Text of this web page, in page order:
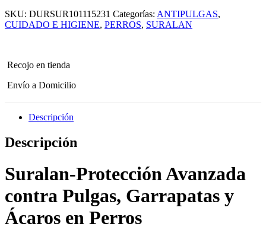
5
a
SKU: DURSUR101115231 Categorías: ANTIPULGAS,
CUIDADO E HIGIENE, PERROS, SURALAN
Recojo en tienda
Envío a Domicilio
Descripción
Descripción
Suralan-Protección Avanzada
contra Pulgas, Garrapatas y
Ácaros en Perros